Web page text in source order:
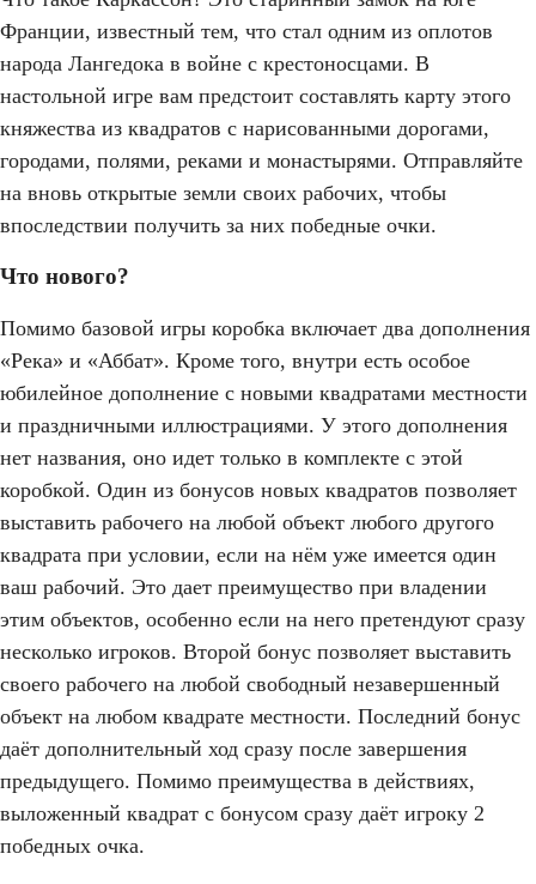
Франции, известный тем, что стал одним из оплотов
народа Лангедока в войне с крестоносцами. В
настольной игре вам предстоит составлять карту этого
княжества из квадратов с нарисованными дорогами,
городами, полями, реками и монастырями. Отправляйте
на вновь открытые земли своих рабочих, чтобы
впоследствии получить за них победные очки.
Что нового?
Помимо базовой игры коробка включает два дополнения
«Река» и «Аббат». Кроме того, внутри есть особое
юбилейное дополнение с новыми квадратами местности
и праздничными иллюстрациями. У этого дополнения
нет названия, оно идет только в комплекте с этой
коробкой. Один из бонусов новых квадратов позволяет
выставить рабочего на любой объект любого другого
квадрата при условии, если на нём уже имеется один
ваш рабочий. Это дает преимущество при владении
этим объектов, особенно если на него претендуют сразу
несколько игроков. Второй бонус позволяет выставить
своего рабочего на любой свободный незавершенный
объект на любом квадрате местности. Последний бонус
даёт дополнительный ход сразу после завершения
предыдущего. Помимо преимущества в действиях,
выложенный квадрат с бонусом сразу даёт игроку 2
победных очка.